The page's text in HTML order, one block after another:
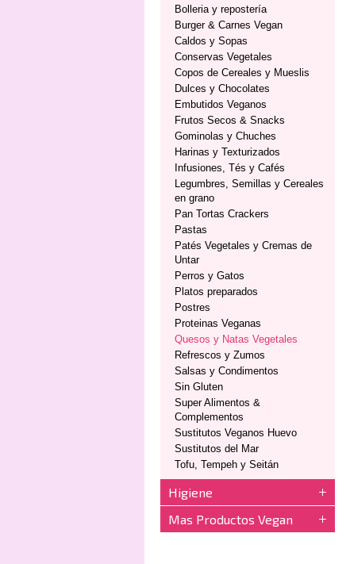
Bolleria y repostería
Burger & Carnes Vegan
Caldos y Sopas
Conservas Vegetales
Copos de Cereales y Mueslis
Dulces y Chocolates
Embutidos Veganos
Frutos Secos & Snacks
Gominolas y Chuches
Harinas y Texturizados
Infusiones, Tés y Cafés
Legumbres, Semillas y Cereales
en grano
Pan Tortas Crackers
Pastas
Patés Vegetales y Cremas de
Untar
Perros y Gatos
Platos preparados
Postres
Proteinas Veganas
Quesos y Natas Vegetales
Refrescos y Zumos
Salsas y Condimentos
Sin Gluten
Super Alimentos &
Complementos
Sustitutos Veganos Huevo
Sustitutos del Mar
Tofu, Tempeh y Seitán
Higiene
Mas Productos Vegan